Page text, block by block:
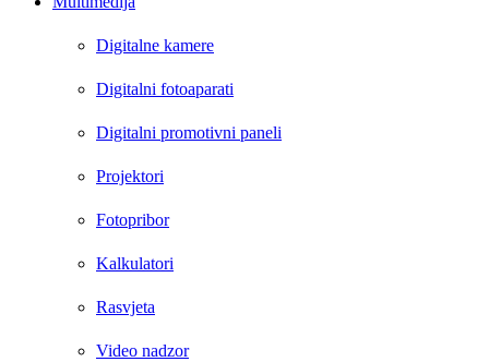
Digitalne kamere
Digitalni fotoaparati
Digitalni promotivni paneli
Projektori
Fotopribor
Kalkulatori
Rasvjeta
Video nadzor